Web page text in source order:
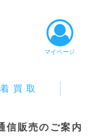
マイページ
買取
信販売のご案内